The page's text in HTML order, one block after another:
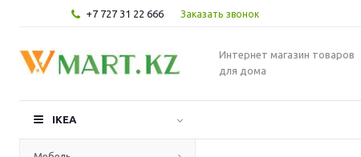
+7 727 31 22 666 Заказать звонок
Интернет магазин товаров
для дома
IKEA